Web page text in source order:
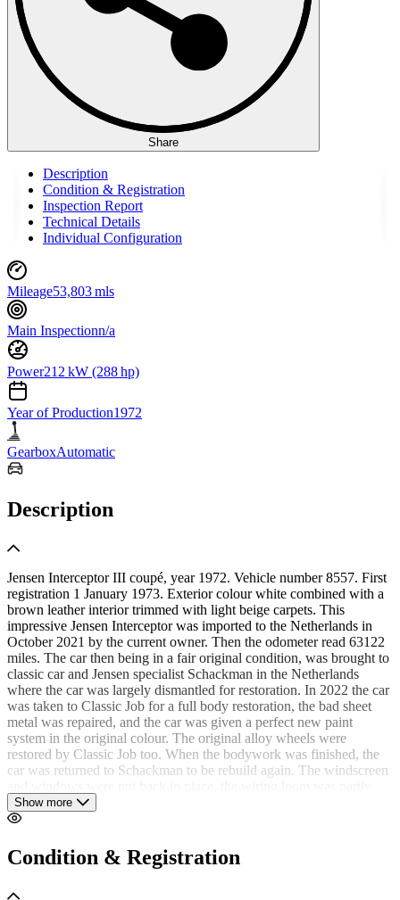
Share
Description
Condition & Registration
Inspection Report
Technical Details
Individual Configuration
Mileage53,803 mls
Main Inspectionn/a
Power212 kW (288 hp)
Year of Production1972
GearboxAutomatic
Description
Jensen Interceptor III coupé, year 1972. Vehicle number 8557. First
registration 1 January 1973. Exterior colour white combined with a
brown leather interior trimmed with light beige carpets. This
impressive Jensen Interceptor was imported to the Netherlands in
October 2021 by the current owner. Then the odometer read 63122
miles. The car then being in a fair original condition, was brought to
classic car and Jensen specialist Schackman in the Netherlands
where the car was largely dismantled for restoration. In 2022 the car
was taken to Classic Job for a full body restoration, the bad sheet
metal was repaired, and the car was given a perfect new paint
system in the original colour. The original alloy wheels were
restored by Classic Job too. When the bodywork was finished, the
car was returned to Schackman to be rebuild again. The windscreen
renewed, the dashboard was restored, and several parts were newly
chromed. Mechanically and technically, everything was checked,
being in a very good condition, was retained, the boot was newly
upholstered. A total amount of €40.000 was invested to bring the car
Show more
Condition & Registration